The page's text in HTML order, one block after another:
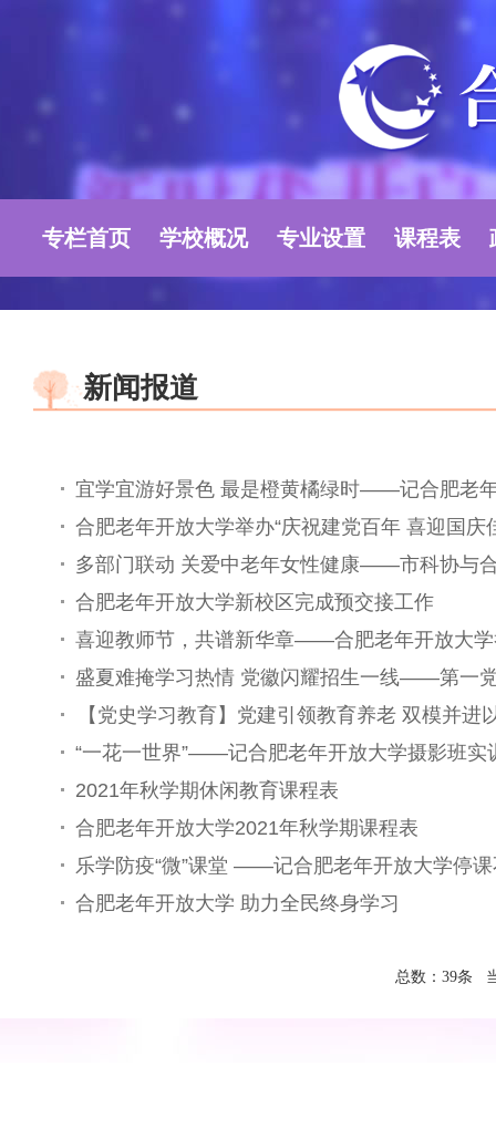
专栏首页 学校概况 专业设置 课程表
新闻报道
宜学宜游好景色 最是橙黄橘绿时——记合肥老
合肥老年开放大学举办“庆祝建党百年 喜迎国庆
多部门联动 关爱中老年女性健康——市科协与
合肥老年开放大学新校区完成预交接工作
喜迎教师节，共谱新华章——合肥老年开放大
盛夏难掩学习热情 党徽闪耀招生一线——第一
【党史学习教育】党建引领教育养老 双模并
“一花一世界”——记合肥老年开放大学摄影班实
2021年秋学期休闲教育课程表
合肥老年开放大学2021年秋学期课程表
乐学防疫“微”课堂 ——记合肥老年开放大学停课
合肥老年开放大学 助力全民终身学习
总数：39条